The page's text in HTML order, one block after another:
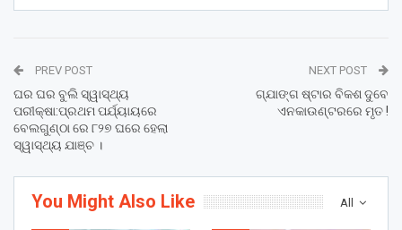
PREV POST
ଘର ଘର ବୁଲି ସ୍ୱାସ୍ଥ୍ୟ
ପରୀକ୍ଷା:ପ୍ରଥମ ପର୍ଯ୍ୟାୟରେ
ବେଲଗୁଣ୍ଠା ରେ ୮୨୭ ଘରେ ହେଲା
ସ୍ୱାସ୍ଥ୍ୟ ଯାଞ୍ଚ ।
NEXT POST
ଗ୍ଯାଙ୍ଗ ଷ୍ଟାର ବିକଶ ଦୁବେ
ଏନକାଉଣ୍ଟରରେ ମୃତ !
All
You Might Also Like